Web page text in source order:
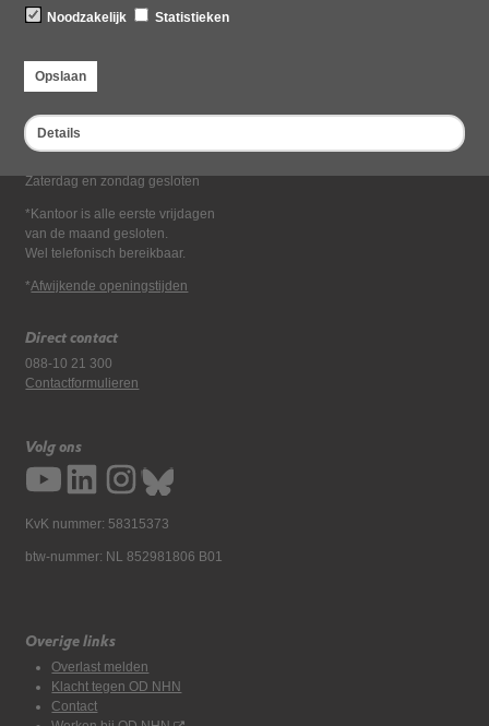
Noodzakelijk
Statistieken
Opslaan
Details
Dampten 2, 1624 NR Hoorn
Postbus 2095, 1620 EB Hoorn
Openingstijden kantoor
Maandag tot en met vrijdag*
van 08:00 tot 16:30
Zaterdag en zondag gesloten
*Kantoor is alle eerste vrijdagen
van de maand gesloten.
Wel telefonisch bereikbaar.
*Afwijkende openingstijden
Direct contact
088-10 21 300
Contactformulieren
Volg ons
KvK nummer: 58315373
btw-nummer: NL 852981806 B01
Overige links
Overlast melden
Klacht tegen OD NHN
Contact